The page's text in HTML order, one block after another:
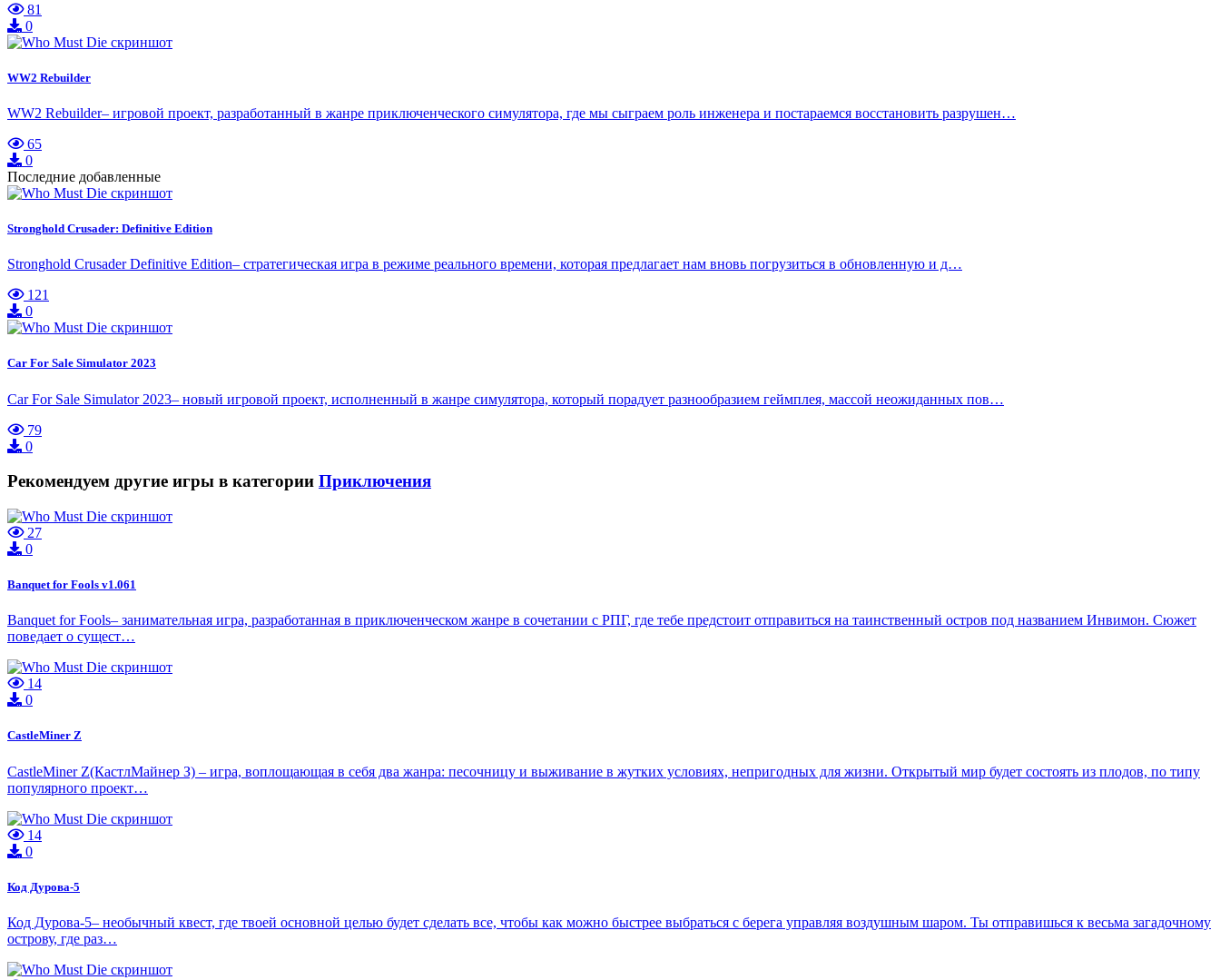
81
0
WW2 Rebuilder
WW2 Rebuilder– игровой проект, разработанный в жанре приключенческого симулятора, где мы сыграем роль инженера и постараемся восстановить разрушен…
65
0
Последние добавленные
Stronghold Crusader: Definitive Edition
Stronghold Crusader Definitive Edition– стратегическая игра в режиме реального времени, которая предлагает нам вновь погрузиться в обновленную и д…
121
0
Car For Sale Simulator 2023
Car For Sale Simulator 2023– новый игровой проект, исполненный в жанре симулятора, который порадует разнообразием геймплея, массой неожиданных пов…
79
0
Рекомендуем другие игры в категории Приключения
27
0
Banquet for Fools v1.061
Banquet for Fools– занимательная игра, разработанная в приключенческом жанре в сочетании с РПГ, где тебе предстоит отправиться на таинственный остров под названием Инвимон. Сюжет
поведает о сущест…
14
0
CastleMiner Z
CastleMiner Z(КастлМайнер З) – игра, воплощающая в себя два жанра: песочницу и выживание в жутких условиях, непригодных для жизни. Открытый мир будет состоять из плодов, по типу
популярного проект…
14
0
Код Дурова-5
Код Дурова-5– необычный квест, где твоей основной целью будет сделать все, чтобы как можно быстрее выбраться с берега управляя воздушным шаром. Ты отправишься к весьма загадочному
острову, где раз…